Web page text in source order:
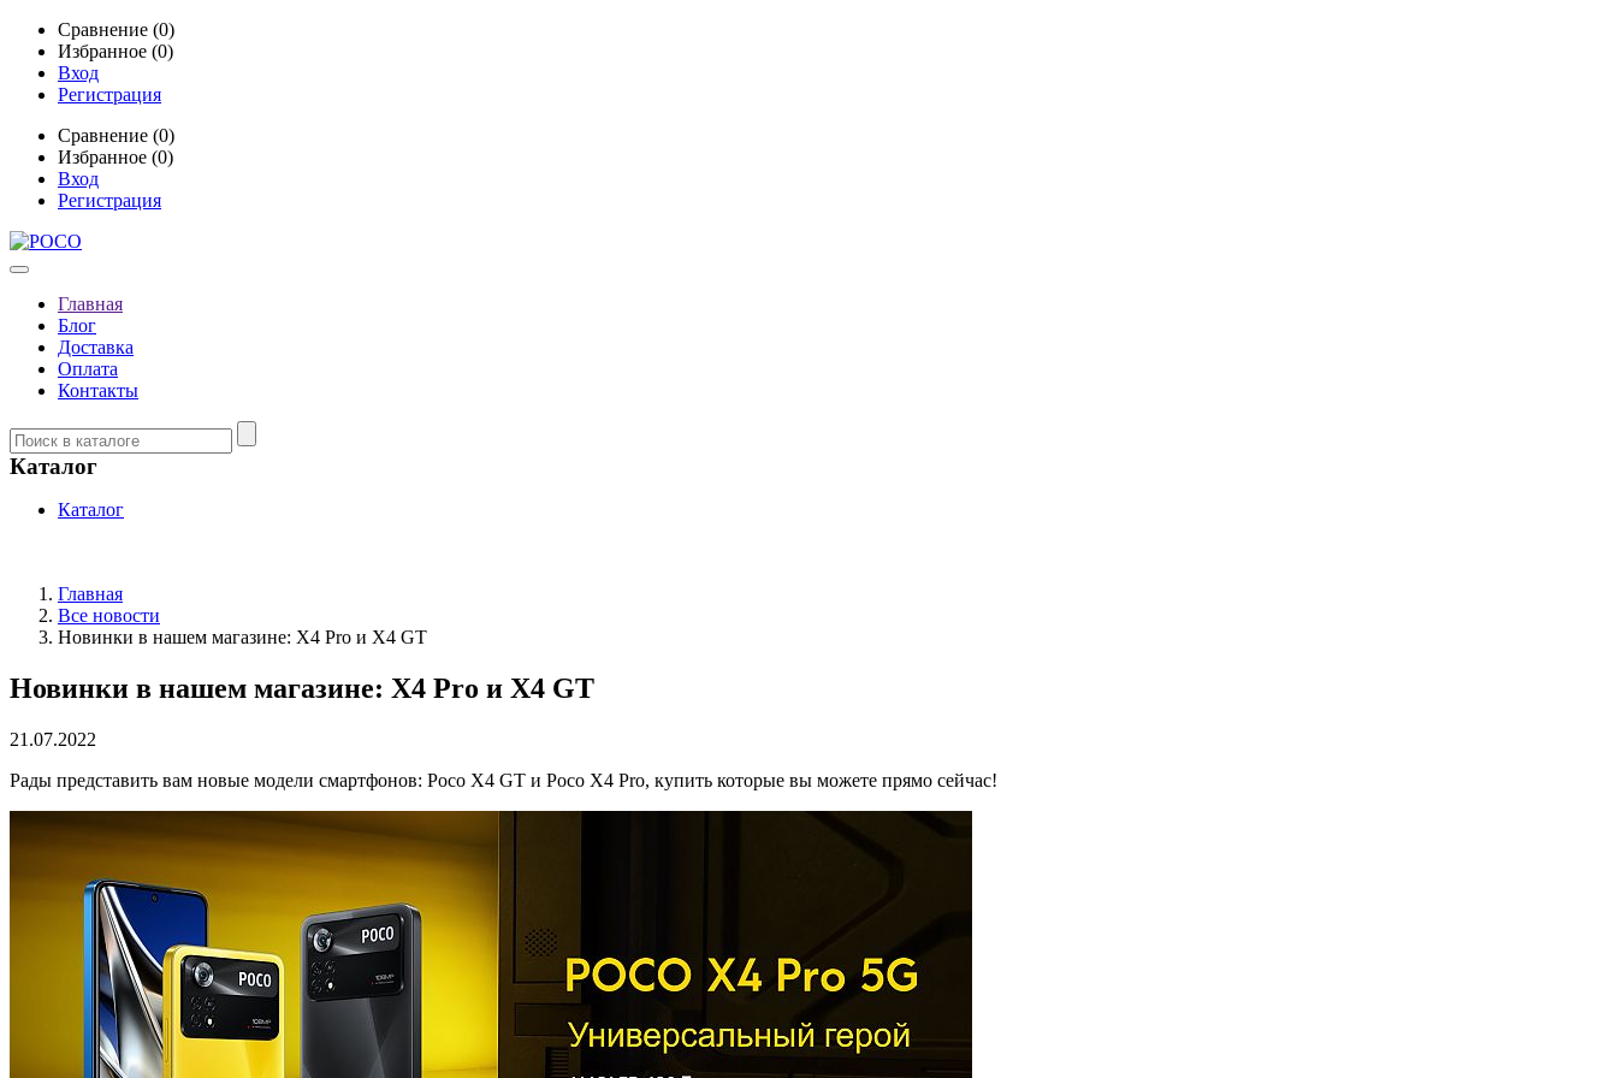
Сравнение (0)
Избранное (0)
Вход
Регистрация
Сравнение (0)
Избранное (0)
Вход
Регистрация
Главная
Блог
Доставка
Оплата
Контакты
Каталог
Каталог
Главная
Все новости
Новинки в нашем магазине: X4 Pro и X4 GT
Новинки в нашем магазине: X4 Pro и X4 GT
21.07.2022
Рады представить вам новые модели смартфонов: Poco X4 GT и Poco X4 Pro, купить которые вы можете прямо сейчас!